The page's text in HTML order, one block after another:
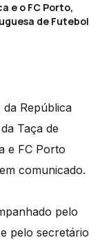
e o FC Porto,
de Futebol
República
Taça de
e FC Porto
comunicado.
pelo
pelo secretário